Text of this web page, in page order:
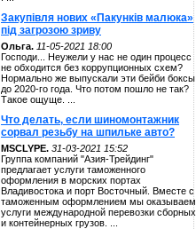
Закупівля нових «Пакунків малюка»
під загрозою зриву
Ольга. 11-05-2021 18:00
Господи... Неужели у нас не один процесс
не обходится без коррупционных схем?
Нормально же выпускали эти бейби боксы
до 2020-го года. Что потом пошло не так?
Такое ощуще. ...
Что делать, если шиномонтажник
сорвал резьбу на шпильке авто?
MSCLYPE. 31-03-2021 15:52
Группа компаний "Азия-Трейдинг"
предлагает услуги таможенного
оформления в морских портах
Владивостока и порт Восточный. Вместе с
таможенным оформлением мы оказываем
услуги международной перевозки сборных
и контейнерных грузов. ...